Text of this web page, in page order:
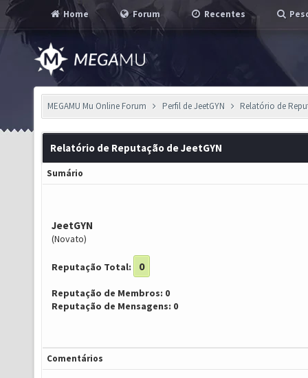
Home Forum Recentes
MEGAMU Mu Online Forum Perfil de JeetGYN Relatório de
Relatório de Reputação de JeetGYN
Sumário
JeetGYN
(Novato)
Reputação Total: 0
Reputação de Membros: 0
Reputação de Mensagens: 0
Comentários